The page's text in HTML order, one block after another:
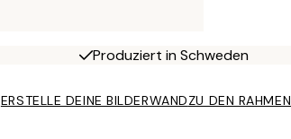
Produziert in Schweden
ERSTELLE DEINE BILDERWANDZU DEN RAHMEN